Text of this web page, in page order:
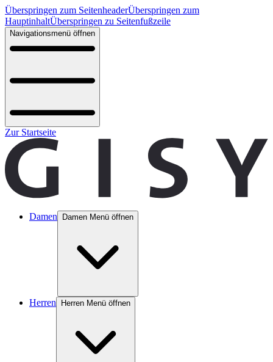
Überspringen zum SeitenheaderÜberspringen zum
HauptinhaltÜberspringen zu Seitenfußzeile
Navigationsmenü öffnen
Zur Startseite
Damen Damen Menü öffnen
Herren Herren Menü öffnen